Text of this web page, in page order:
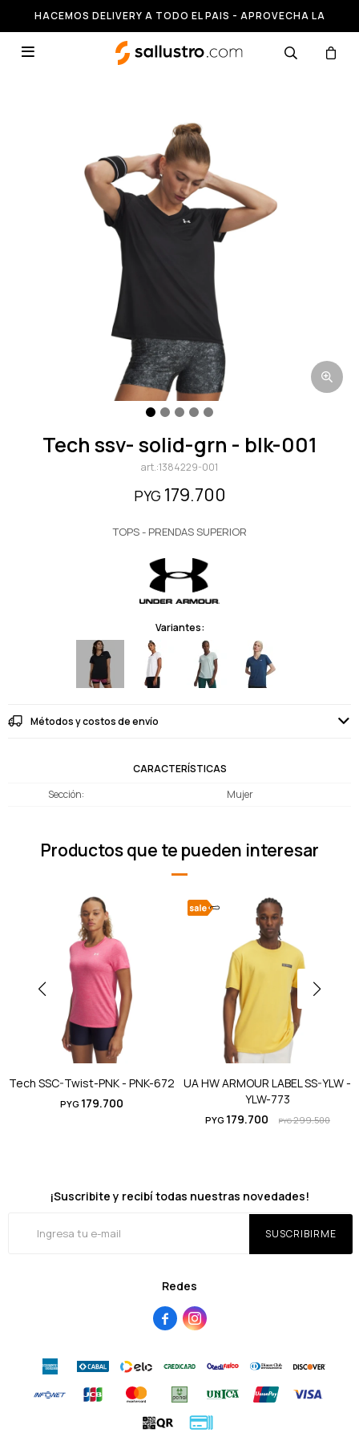
HACEMOS DELIVERY A TODO EL PAIS - APROVECHA LA
RUNNING HASTA 50% OFF

tech ssv- solid-grn - blk-001
1384229-001
PYG 179.700
TOPS - PRENDAS SUPERIOR
Variantes:
Métodos y costos de envío
CARACTERÍSTICAS
Sección
Mujer
Productos que te pueden interesar
Tech SSC-Twist-PNK - PNK-672
PYG 179.700
UA HW ARMOUR LABEL SS-YLW -
YLW-773
PYG 179.700 PYG299.500
Redes
 
¡Suscribite y recibí todas nuestras novedades!
SUSCRIBIRME